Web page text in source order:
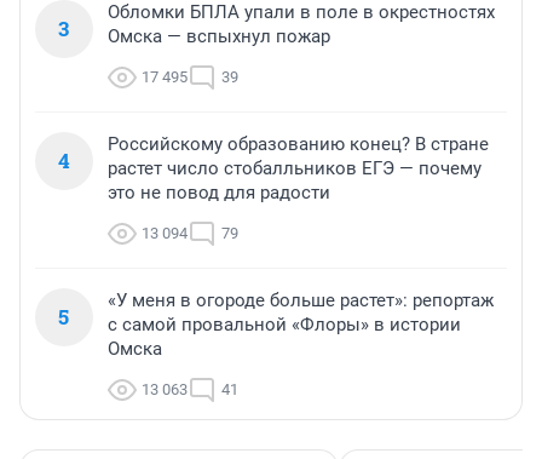
3
Обломки БПЛА упали в поле в окрестностях
Омска — вспыхнул пожар
17 495 39
4
Российскому образованию конец? В стране
растет число стобалльников ЕГЭ — почему
это не повод для радости
13 094 79
5
«У меня в огороде больше растет»: репортаж
с самой провальной «Флоры» в истории
Омска
13 063 41